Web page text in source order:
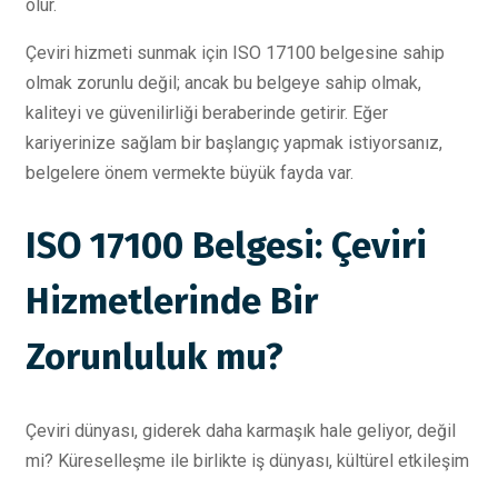
olur.
Çeviri hizmeti sunmak için ISO 17100 belgesine sahip
olmak zorunlu değil; ancak bu belgeye sahip olmak,
kaliteyi ve güvenilirliği beraberinde getirir. Eğer
kariyerinize sağlam bir başlangıç yapmak istiyorsanız,
belgelere önem vermekte büyük fayda var.
ISO 17100 Belgesi: Çeviri
Hizmetlerinde Bir
Zorunluluk mu?
Çeviri dünyası, giderek daha karmaşık hale geliyor, değil
mi? Küreselleşme ile birlikte iş dünyası, kültürel etkileşim